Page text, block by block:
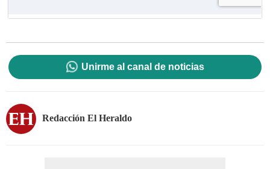
Unirme al canal de noticias
Redacción El Heraldo